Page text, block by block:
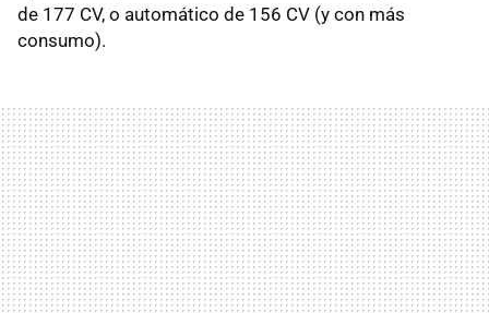
de 177 CV, o automático de 156 CV (y con más
consumo).